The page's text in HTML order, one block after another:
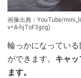
画像出典：YouTube/
v=A-hjToF3gcg)
輪っかになってい
ができます。 キャ
ます。